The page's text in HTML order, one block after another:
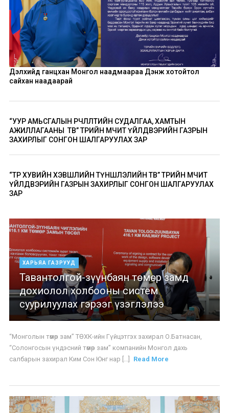
Дэлхийд ганцхан Монгол наадмаараа Дэнж хотойтол
сайхан наадаарай
“УУР АМЬСГАЛЫН ӨӨРЧЛӨЛТИЙН СУДАЛГАА, ХАМТЫН
АЖИЛЛАГААНЫ ТӨВ” ТӨРИЙН ӨМЧИТ ҮЙЛДВЭРИЙН ГАЗРЫН
ЗАХИРЛЫГ СОНГОН ШАЛГАРУУЛАХ ЗАР
“ТӨР ХУВИЙН ХЭВШЛИЙН ТҮНШЛЭЛИЙН ТӨВ” ТӨРИЙН ӨМЧИТ
ҮЙЛДВЭРИЙН ГАЗРЫН ЗАХИРЛЫГ СОНГОН ШАЛГАРУУЛАХ
ЗАР
ХАРЬЯА ГАЗРУУД
Тавантолгой-зүүнбаян төмөр замд
дохиолол холбооны систем
суурилуулах гэрээг үзэглэлээ
“Монголын төмөр зам” ТӨХК-ийн Гүйцэтгэх захирал О.Батнасан,
“Солонгосын үндэсний төмөр зам” компанийн Монгол дахь
салбарын захирал Ким Сон Юнг нар [...]
Read More